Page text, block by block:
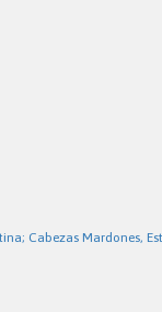
Cabezas Mardones,